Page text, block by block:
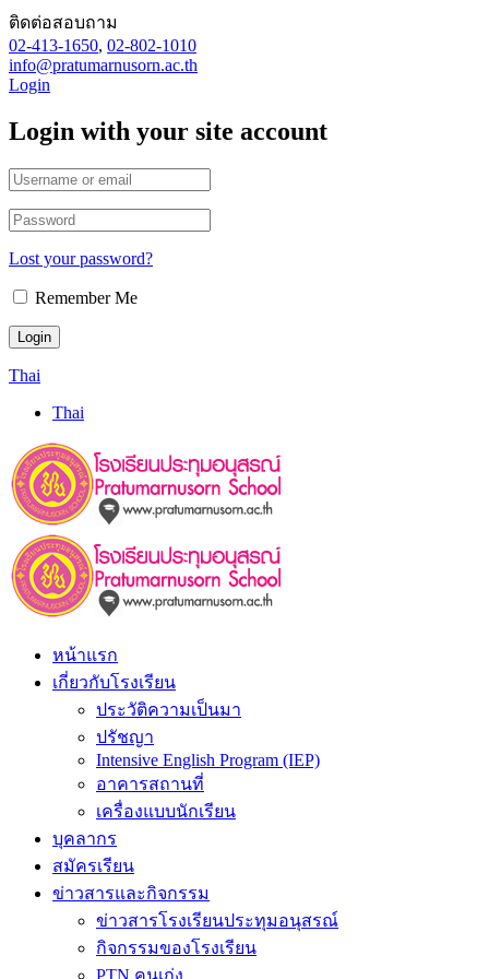
ติดต่อสอบถาม
02-413-1650, 02-802-1010
info@pratumarnusorn.ac.th
Login
Login with your site account
Lost your password?
Remember Me
Thai
Thai
หน้าแรก
เกี่ยวกับโรงเรียน
ประวัติความเป็นมา
ปรัชญา
Intensive English Program (IEP)
อาคารสถานที่
เครื่องแบบนักเรียน
บุคลากร
สมัครเรียน
ข่าวสารและกิจกรรม
ข่าวสารโรงเรียนประทุมอนุสรณ์
กิจกรรมของโรงเรียน
PTN คนเก่ง